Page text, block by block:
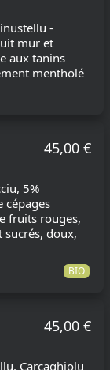
-
mur et
aux tanins
mentholé
45,00 €
5%
cépages
fruits rouges,
sucrés, doux,
BIO
45,00 €
Carcaghjolu